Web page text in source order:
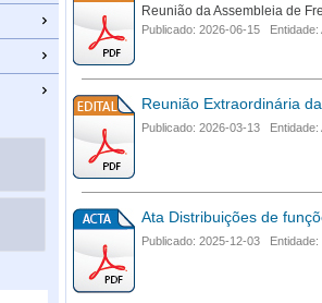
Reunião da Assembleia de
Publicado: 2026-06-15 Entidade:
Reunião Extraordinária
Publicado: 2026-03-13 Entidade:
Ata Distribuições de
Publicado: 2025-12-03